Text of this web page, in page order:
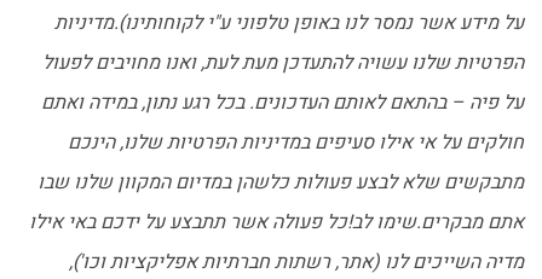
על מידע אשר נמסר לנו באופן טלפוני ע"י לקוחותינו).מדיניות
הפרטיות שלנו עשויה להתעדכן מעת לעת, ואנו מחויבים לפעול
על פיה – בהתאם לאותם העדכונים. בכל רגע נתון, במידה ואתם
חולקים על אי אילו סעיפים במדיניות הפרטיות שלנו, הינכם
מתבקשים שלא לבצע פעולות כלשהן במדיום המקוון שלנו שבו
אתם מבקרים.שימו לב!כל פעולה אשר תתבצע על ידכם באי אילו
מדיה השייכים לנו (אתר, רשתות חברתיות אפליקציות וכו'),